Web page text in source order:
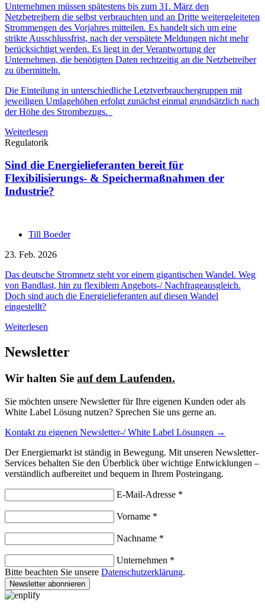
Unternehmen müssen spätestens bis zum 31. März den
Netzbetreibern die selbst verbrauchten und an Dritte weitergeleiteten
Strommengen des Vorjahres mitteilen. Es handelt sich um eine
strikte Ausschlussfrist, nach der verspätete Meldungen nicht mehr
berücksichtigt werden. Es liegt in der Verantwortung der
Unternehmen, die benötigten Daten rechtzeitig an die Netzbetreiber
zu übermitteln.
Die Einteilung in unterschiedliche Letztverbrauchergruppen mit
jeweiligen Umlagehöhen erfolgt zunächst einmal grundsätzlich nach
der Höhe des Strombezugs.
Weiterlesen
Regulatorik
Sind die Energielieferanten bereit für
Flexibilisierungs- & Speichermaßnahmen der
Industrie?
Till Boeder
23. Feb. 2026
Das deutsche Stromnetz steht vor einem gigantischen Wandel. Weg
von Bandlast, hin zu flexiblem Angebots-/ Nachfrageausgleich.
Doch sind auch die Energielieferanten auf diesen Wandel
eingestellt?
Weiterlesen
Newsletter
Wir halten Sie auf dem Laufenden.
Sie möchten unsere Newsletter für Ihre eigenen Kunden oder als
White Label Lösung nutzen? Sprechen Sie uns gerne an.
Kontakt zu eigenen Newsletter-/ White Label Lösungen →
Der Energiemarkt ist ständig in Bewegung. Mit unseren Newsletter-
Services behalten Sie den Überblick über wichtige Entwicklungen –
verständlich aufbereitet und bequem in Ihrem Posteingang.
E-Mail-Adresse *
Vorname *
Nachname *
Unternehmen *
Bitte beachten Sie unsere Datenschutzerklärung.
Newsletter abonnieren